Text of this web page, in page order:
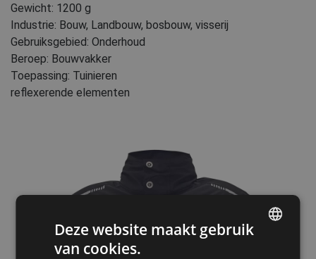
Gewicht: 1200 g
Industrie: Bouw, Landbouw, bosbouw, visserij
Gebruiksgebied: Onderhoud
Beroep: Bouwvakker
Toepassing: Tuinieren
reflexerende elementen
Deze website maakt gebruik
van cookies.